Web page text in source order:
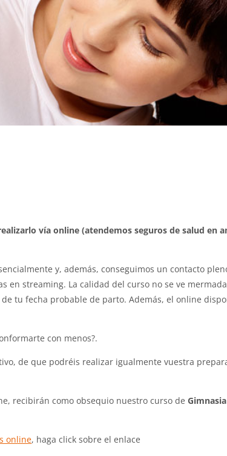
vía online (atendemos seguros de salud en
y, además, conseguimos un contacto
en streaming. La calidad del curso no se ve
tu fecha probable de parto. Además, el online
con menos?.
de que podréis realizar igualmente vuestra
recibirán como obsequio nuestro curso de
online, haga click sobre el enlace